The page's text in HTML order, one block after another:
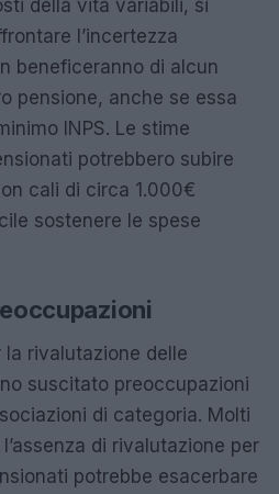
della vita variabili, si
l’incertezza
beneficeranno di alcun
pensione, anche se essa
INPS. Le stime
potrebbero subire
cali di circa 1.000€
sostenere le spese
rivalutazione delle
suscitato preoccupazioni
di categoria. Molti
di rivalutazione per
potrebbe esacerbare